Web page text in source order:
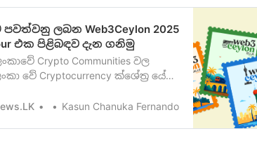
පවත්වනු ලබ​න Web3Ceylon 2025
එක පිළිබඳව දැන ගනි​මු
Crypto Communities වල
වේ Cryptocurrency ක්ශේත්‍ර යේ
Kasun Chanuka Fernando